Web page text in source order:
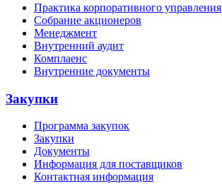
Практика корпоративного управления
Собрание акционеров
Менеджмент
Внутренний аудит
Комплаенс
Внутренние документы
Закупки
Программа закупок
Закупки
Документы
Информация для поставщиков
Контактная информация